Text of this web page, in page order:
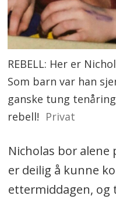
REBELL: Her er
Som barn var han
ganske tung
rebell! Privat
Nicholas bor alene
er deilig å kunne
ettermiddagen, og